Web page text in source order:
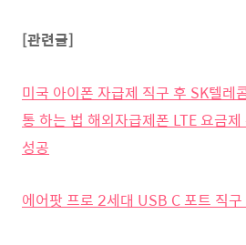
[관련글]
미국 아이폰 자급제 직구 후 SK텔레
통 하는 법 해외자급제폰 LTE 요금
성공
에어팟 프로 2세대 USB C 포트 직